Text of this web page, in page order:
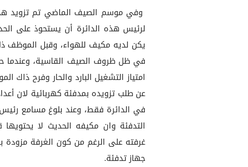
وفي موسم الصيف الماضي تم تزويد
لرئيس هذه الدائرة أن يستحوذ على
يكن لديه مكيف للهواء، وقبل الموظف
في ظل ظروف الصيف القاسية، وعندما
امتياز التشغيل البارد والحار وفرح
عن طلب تزويده بمدفئة كهربائية لان
في الدائرة فقط، وعند بلوغ مسامع
التدفئة وان مكيفه الحديث لا
غرفته على الرغم من كون الغرفة
جهاز تدفئة.